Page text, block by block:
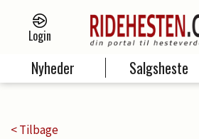
Login
Nyheder Salgsheste
< Tilbage